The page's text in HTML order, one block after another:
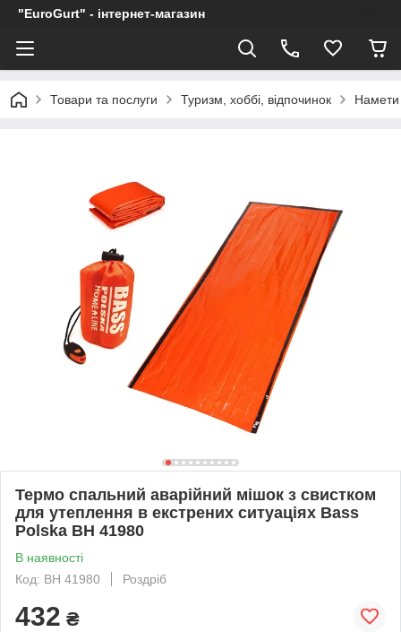
"EuroGurt" - інтернет-магазин
Товари та послуги Туризм, хоббі, відпочинок Намети
Термо спальний аварійний мішок з свистком
для утеплення в екстрених ситуаціях Bass
Polska BH 41980
В наявності
Код: BH 41980
Роздріб
432 ₴